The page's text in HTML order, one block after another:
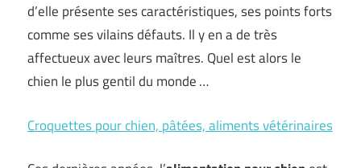
d’elle présente ses caractéristiques, ses points forts
comme ses vilains défauts. Il y en a de très
affectueux avec leurs maîtres. Quel est alors le
chien le plus gentil du monde …
Croquettes pour chien, pâtées, aliments vétérinaires